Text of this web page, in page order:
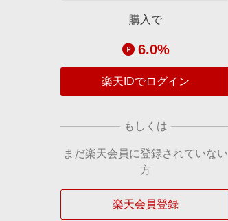
購入で
6.0%
楽天IDでログイン
もしくは
まだ楽天会員に登録されていない
方
楽天会員登録